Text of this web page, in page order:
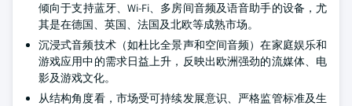
倾向于支持蓝牙、Wi-Fi、多房间音频及语音助手的设备，尤
其是在德国、英国、法国及北欧等成熟市场。
沉浸式音频技术（如杜比全景声和空间音频）在家庭娱乐和
游戏应用中的需求日益上升，反映出欧洲强劲的流媒体、电
影及游戏文化。
从结构角度看，市场受可持续发展意识、严格监管标准及生